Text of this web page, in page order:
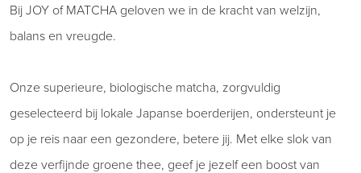
Bij JOY of MATCHA geloven we in de kracht van welzijn,
balans en vreugde.
Onze superieure, biologische matcha, zorgvuldig
geselecteerd bij lokale Japanse boerderijen, ondersteunt je
op je reis naar een gezondere, betere jij. Met elke slok van
deze verfijnde groene thee, geef je jezelf een boost van